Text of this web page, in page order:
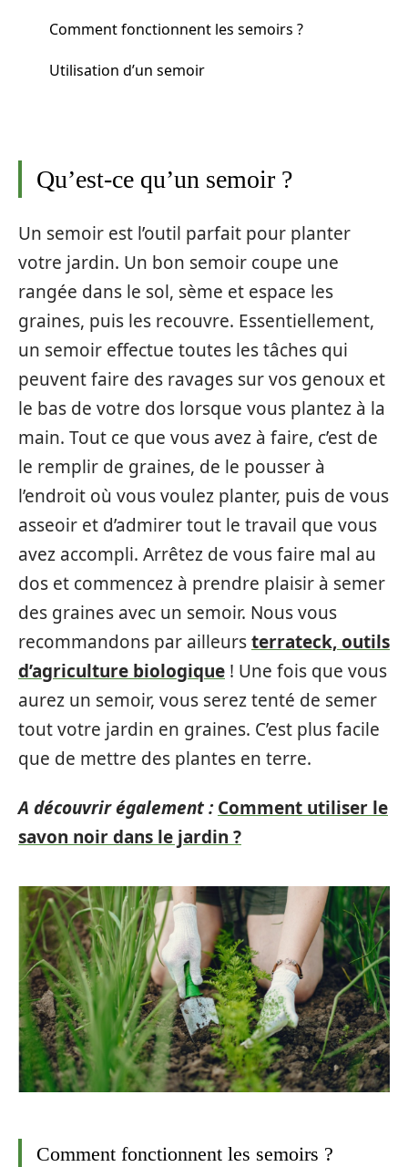
Comment fonctionnent les semoirs ?
Utilisation d’un semoir
Qu’est-ce qu’un semoir ?
Un semoir est l’outil parfait pour planter
votre jardin. Un bon semoir coupe une
rangée dans le sol, sème et espace les
graines, puis les recouvre. Essentiellement,
un semoir effectue toutes les tâches qui
peuvent faire des ravages sur vos genoux et
le bas de votre dos lorsque vous plantez à la
main. Tout ce que vous avez à faire, c’est de
le remplir de graines, de le pousser à
l’endroit où vous voulez planter, puis de vous
asseoir et d’admirer tout le travail que vous
avez accompli. Arrêtez de vous faire mal au
dos et commencez à prendre plaisir à semer
des graines avec un semoir. Nous vous
recommandons par ailleursterrateck, outils
d’agriculture biologique ! Une fois que vous
aurez un semoir, vous serez tenté de semer
tout votre jardin en graines. C’est plus facile
que de mettre des plantes en terre.
A découvrir également : Comment utiliser le
savon noir dans le jardin ?
Comment fonctionnent les semoirs ?